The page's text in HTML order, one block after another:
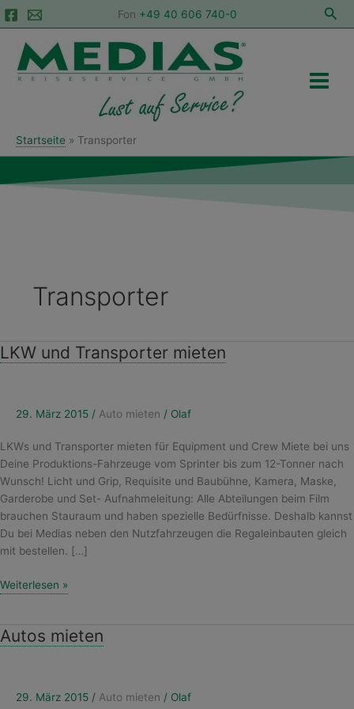
Zum
Inhalt
springen
Fon +49 40 606 740-0
Menu
Startseite Transporter
Transporter
LKW und Transporter mieten
29. März 2015 / Auto mieten / Olaf
LKWs und Transporter mieten für Equipment und Crew Miete bei uns
Deine Produktions-Fahrzeuge vom Sprinter bis zum 12-Tonner nach
Wunsch! Licht und Grip, Requisite und Baubühne, Kamera, Maske,
Garderobe und Set- Aufnahmeleitung: Alle Abteilungen beim Film
brauchen Stauraum und haben spezielle Bedürfnisse. Deshalb kannst
Du bei Medias neben den Nutzfahrzeugen die Regaleinbauten gleich
mit bestellen. […]
LKW
und
Weiterlesen »
Autos mieten
29. März 2015 / Auto mieten / Olaf
Autos
mieten